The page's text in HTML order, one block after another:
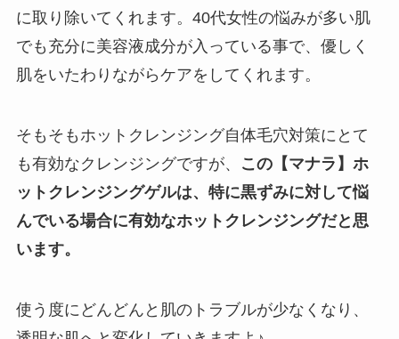
に取り除いてくれます。40代女性の悩みが多い肌
でも充分に美容液成分が入っている事で、優しく
肌をいたわりながらケアをしてくれます。
そもそもホットクレンジング自体毛穴対策にとて
も有効なクレンジングですが、
この【マナラ】ホ
ットクレンジングゲルは、特に黒ずみに対して悩
んでいる場合に有効なホットクレンジングだと思
います。
使う度にどんどんと肌のトラブルが少なくなり、